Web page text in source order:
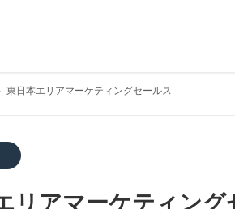
東日本エリアマーケティングセールス
リアマーケティング